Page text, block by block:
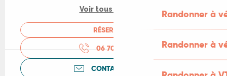
Randonner à
Randonner à
Voir tous les tarifs
RÉSERVER
06 70 81 50
CONTACTEZ-NOUS